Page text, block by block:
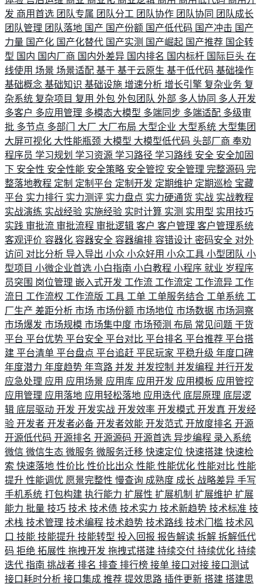
发 商用首选 团队专属 团队分工 团队协作 团队协同 团队成长
团队管理 团队落地 国产 国产份额 国产低代码 国产冲击 国产
力量 国产化 国产化替代 国产实测 国产崛起 国产推荐 国企转
型 国内 国内厂商 国内外差异 国内排名 国内标杆 国际巨头 在
线使用 场景 场景适配 基于 基于云原生 基于低代码 基础操作
基础概念 基础知识 基础设施 增速分析 增长引擎 复杂业务 复
杂系统 复杂项目 复用 外包 外包团队 外部 多人协同 多人开发
多客户 多应用管理 多模态大模型 多端同步 多端适配 多级审
批 多节点 多部门 大厂 大厂布局 大型企业 大型系统 大型集团
大屏可视化 大性能瓶颈 大模型 大模型低代码 头部厂商 奉劝
程序员 学习规划 学习资源 学习路径 学习路线 安全 安全加固
下 安全性 安全性能 安全策略 安全管控 安全管理 完整源码 完
整落地教程 定制 定制平台 定制开发 定期维护 定期巡检 宝藏
平台 实力排行 实力测评 实力盘点 实力硬通货 实战 实战教程
实战演练 实战经验 实施经验 实时计算 实测 实用型 实用技巧
实践 审批流 审批流程 审批逻辑 客户 客户管理 客户管理系统
客观评价 容器化 容器安全 容器编排 容错设计 密码安全 对外
访问 对比分析 导入导出 小众 小众好用 小众工具 小型团队 小
型项目 小微企业首选 小白指南 小白教程 小程序 就业 岁程序
员突围 岗位管理 嵌入式开发 工作流 工作流定 工作流异 工作
流日 工作流权 工作流版 工具 工单 工单服务结合 工单系统 工
厂生产 差距分析 市场 市场份额 市场地位 市场数据 市场洞察
市场爆发 市场规模 市场集中度 市场预测 布局 常见问题 干货
平台 平台优势 平台安全 平台对比 平台排名 平台推荐 平台搭
建 平台清单 平台盘点 平台追赶 平民玩家 平稳升级 年度口碑
年度潜力 年度趋势 年弯路 并发 并发控制 并发编程 并行开发
应急处理 应用 应用场景 应用库 应用开发 应用模板 应用管控
应用管理 应用落地 应用轻松落地 应用迭代 底层原理 底层逻
辑 底层驱动 开发 开发实战 开发效率 开发模式 开发真 开发经
验 开发者 开发者必备 开发者效能 开发范式 开放度排名 开源
开源低代码 开源排名 开源源码 开源首选 异步编程 录入系统
微信 微信生态 微服务 微服务迁移 快速定位 快速搭建 快速检
索 快速落地 性价比 性价比出众 性能 性能优化 性能对比 性能
提升 性能调优 愿景完整性 慢查询 成熟度 成长 战略差异 手写
手机系统 打包构建 执行能力 扩展性 扩展机制 扩展维护 扩展
能力 批量 技巧 技术 技术债 技术实力 技术新趋势 技术标准 技
术栈 技术管理 技术编程 技术趋势 技术路线 技术门槛 技术风
口 技能 技能提升 技能转型 投入回报 报告解读 拆解 拆解低代
码 拒绝 拓展性 拖拽开发 拖拽式搭建 持续交付 持续优化 持续
迭代 指南 挑战者 排名 排查 排行榜 接单 接口对接 接口测试
接口耗时分析 接口集成 推荐 提效思路 插件更新 搭建 搭建思